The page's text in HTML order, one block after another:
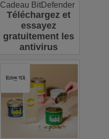
Cadeau BitDefender
Téléchargez et
essayez
gratuitement les
antivirus